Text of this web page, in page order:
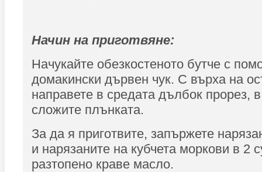
Начин на приготвяне:
Начукайте обезкостеното бутче с
домакински дървен чук. С върха на
направете в средата дълбок прорез,
сложите плънката.
За да я приготвите, запържете
и нарязаните на кубчета моркови в 2
разтопено краве масло.